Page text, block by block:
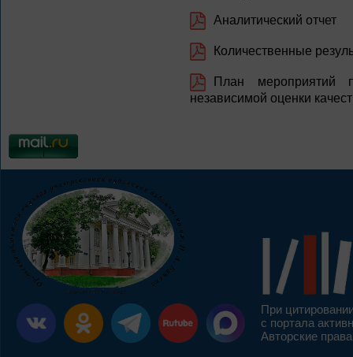
Аналитический отчет
Количественные
План мероприятий
независимой оценки
При
с портала
Авторские